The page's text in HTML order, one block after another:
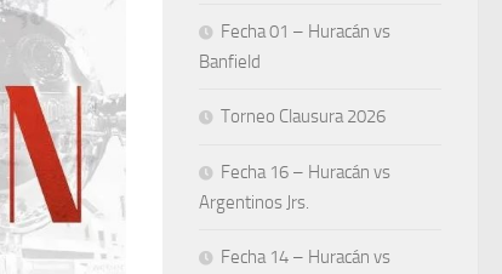
Fecha 01 – Huracán vs
Banfield
Torneo Clausura 2026
Fecha 16 – Huracán vs
Argentinos Jrs.
Fecha 14 – Huracán vs